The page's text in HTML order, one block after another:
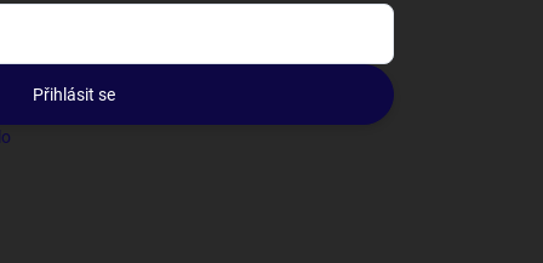
Přihlásit se